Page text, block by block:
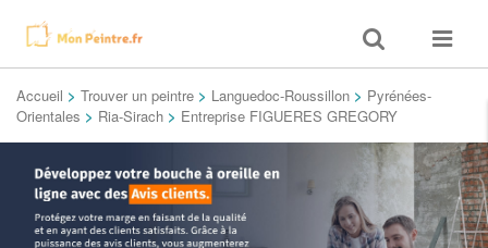
Toggle
search
Toggle
Accueil > Trouver un peintre > Languedoc-Roussillon > Pyrénées-
Orientales > Ria-Sirach > Entreprise FIGUERES GREGORY